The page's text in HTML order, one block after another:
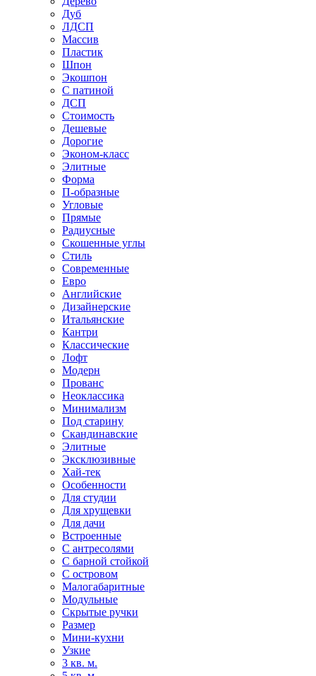
Дуб
ЛДСП
Массив
Пластик
Шпон
Экошпон
С патиной
ДСП
Стоимость
Дешевые
Дорогие
Эконом-класс
Элитные
Форма
П-образные
Угловые
Прямые
Радиусные
Скошенные углы
Стиль
Современные
Евро
Английские
Дизайнерские
Итальянские
Кантри
Классические
Лофт
Модерн
Прованс
Неоклассика
Минимализм
Под старину
Скандинавские
Элитные
Эксклюзивные
Хай-тек
Особенности
Для студии
Для хрущевки
Для дачи
Встроенные
С антресолями
С барной стойкой
С островом
Малогабаритные
Модульные
Скрытые ручки
Размер
Мини-кухни
Узкие
3 кв. м.